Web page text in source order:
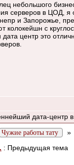
небольшого
серверов в ЦОД, я
и Запорожье,
колокейшн с
дата центр это
дата-центр
Чужие работы тату »
: Предыдущая тема